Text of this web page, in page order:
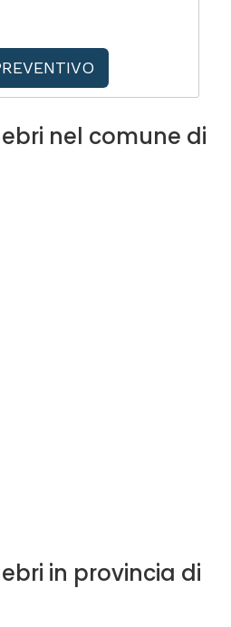
nel comune di
in provincia di